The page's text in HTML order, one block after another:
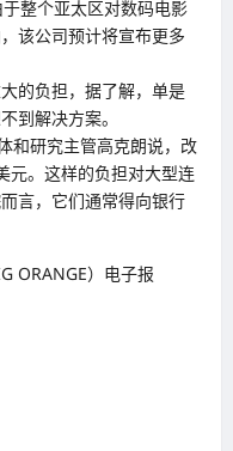
整个亚太区对数码电影
该公司预计将宣布更多
的负担，据了解，单是
到解决方案。
和研究主管高克朗说，改
元。这样的负担对大型连
言，它们通常得向银行
ORANGE）电子报